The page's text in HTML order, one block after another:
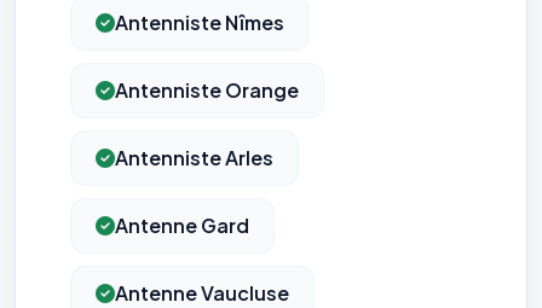
Antenniste Nîmes
Antenniste Orange
Antenniste Arles
Antenne Gard
Antenne Vaucluse